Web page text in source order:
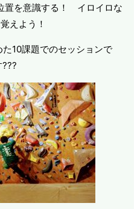
置を意識する！ イロイロな
えよう！
た10課題でのセッションで
???